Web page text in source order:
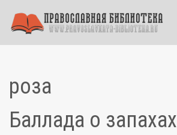
роза
Баллада о запахах